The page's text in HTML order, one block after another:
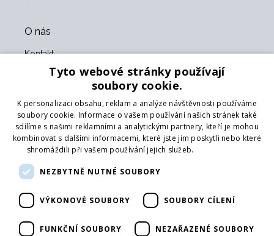
O nás
Kontakt
Obchodní podmínky
Naši partneři
Formulář pro vrácení zboží
Vrácení zboží
Doprava
Sledujte nás
Přihlásit mailing
Tyto webové stránky používají
soubory cookie.
K personalizaci obsahu, reklam a analýze návštěvnosti používáme
soubory cookie. Informace o vašem používání našich stránek také
sdílíme s našimi reklamními a analytickými partnery, kteří je mohou
kombinovat s dalšími informacemi, které jste jim poskytli nebo které
shromáždili při vašem používání jejich služeb.
NEZBYTNĚ NUTNÉ SOUBORY
VÝKONOVÉ SOUBORY SOUBORY CÍLENÍ
FUNKČNÍ SOUBORY NEZAŘAZENÉ SOUBORY